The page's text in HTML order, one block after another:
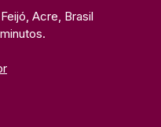
Acre, Brasil